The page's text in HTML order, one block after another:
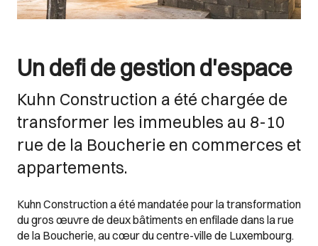
Un defi de gestion d'espace
Kuhn Construction a été chargée de
transformer les immeubles au 8-10
rue de la Boucherie en commerces et
appartements.
Kuhn Construction a été mandatée pour la transformation
du gros œuvre de deux bâtiments en enfilade dans la rue
de la Boucherie, au cœur du centre-ville de Luxembourg.